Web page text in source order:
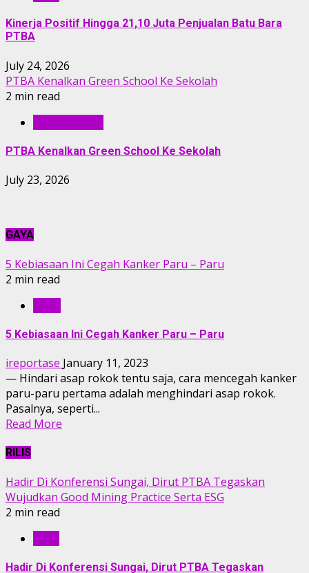
Kinerja Positif Hingga 21,10 Juta Penjualan Batu Bara
PTBA
July 24, 2026
PTBA Kenalkan Green School Ke Sekolah
2 min read
PTBA Kenalkan Green School Ke Sekolah
July 23, 2026
GAYA
5 Kebiasaan Ini Cegah Kanker Paru – Paru
2 min read
5 Kebiasaan Ini Cegah Kanker Paru – Paru
ireportase January 11, 2023
— Hindari asap rokok tentu saja, cara mencegah kanker
paru-paru pertama adalah menghindari asap rokok.
Pasalnya, seperti...
Read More
RILIS
Hadir Di Konferensi Sungai, Dirut PTBA Tegaskan
Wujudkan Good Mining Practice Serta ESG
2 min read
Hadir Di Konferensi Sungai, Dirut PTBA Tegaskan